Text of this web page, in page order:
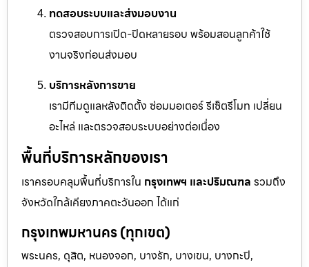
ทดสอบระบบและส่งมอบงาน
ตรวจสอบการเปิด-ปิดหลายรอบ พร้อมสอนลูกค้าใช้
งานจริงก่อนส่งมอบ
บริการหลังการขาย
เรามีทีมดูแลหลังติดตั้ง ซ่อมมอเตอร์ รีเซ็ตรีโมท เปลี่ยน
อะไหล่ และตรวจสอบระบบอย่างต่อเนื่อง
พื้นที่บริการหลักของเรา
เราครอบคลุมพื้นที่บริการใน กรุงเทพฯ และปริมณฑล รวมถึง
จังหวัดใกล้เคียงภาคตะวันออก ได้แก่
กรุงเทพมหานคร (ทุกเขต)
พระนคร, ดุสิต, หนองจอก, บางรัก, บางเขน, บางกะปิ,